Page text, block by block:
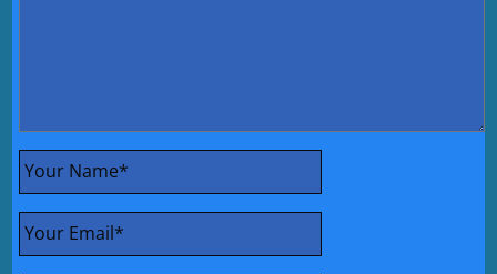
Your Name*
Your Email*